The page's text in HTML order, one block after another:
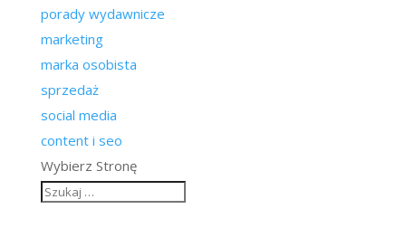
porady wydawnicze
marketing
marka osobista
sprzedaż
social media
content i seo
Wybierz Stronę